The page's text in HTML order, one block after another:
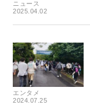
ニュース
2025.04.02
エンタメ
2024.07.25